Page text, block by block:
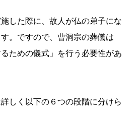
した際に、故人が仏の弟子にな
。ですので、曹洞宗の葬儀は
るための儀式」を行う必要性があ
しく以下の６つの段階に分けら